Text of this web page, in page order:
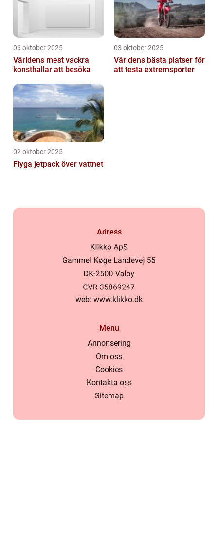
06 oktober 2025
Världens mest vackra
konsthallar att besöka
03 oktober 2025
Världens bästa platser för
att testa extremsporter
02 oktober 2025
Flyga jetpack över vattnet
Adress
web: www.klikko.dk
Menu
Annonsering
Om oss
Cookies
Kontakta oss
Sitemap